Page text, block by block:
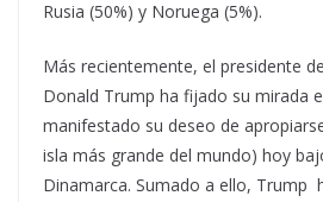
Rusia (50%) y Noruega (5%).
Más recientemente, el presidente
Donald Trump ha fijado su mirada
manifestado su deseo de
isla más grande del mundo) hoy
Dinamarca. Sumado a ello, Trump